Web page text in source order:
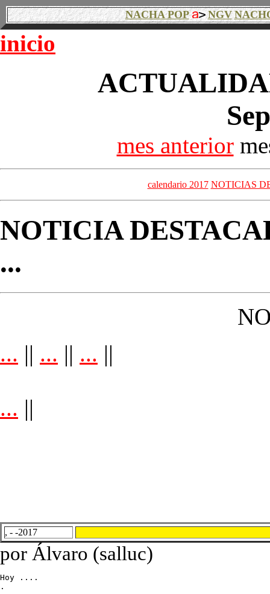
NACHA POP NGV
inicio
mes anterior
calendario 2017 NOTICIAS
NOTICIA
...
... || ... || ... ||
... ||
, - -2017
por Álvaro (salluc)
Hoy ....
.